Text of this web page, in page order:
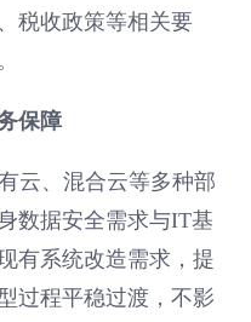
税收政策等相关要
保障
云、混合云等多种部
数据安全需求与IT基
有系统改造需求，提
过程平稳过渡，不影